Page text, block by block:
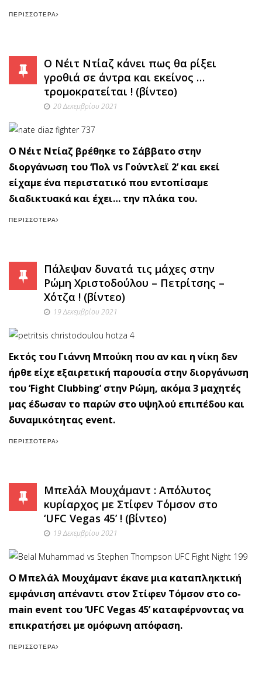
ΠΕΡΙΣΣΌΤΕΡΑ
Ο Νέιτ Ντίαζ κάνει πως θα ρίξει
γροθιά σε άντρα και εκείνος …
τρομοκρατείται ! (βίντεο)
20 Δεκεμβρίου 2021
Ο Νέιτ Ντίαζ βρέθηκε το Σάββατο στην
διοργάνωση του ‘Πολ vs Γούντλεϊ 2’ και εκεί
είχαμε ένα περιστατικό που εντοπίσαμε
διαδικτυακά και έχει… την πλάκα του.
ΠΕΡΙΣΣΌΤΕΡΑ
Πάλεψαν δυνατά τις μάχες στην
Ρώμη Χριστοδούλου – Πετρίτσης –
Χότζα ! (βίντεο)
19 Δεκεμβρίου 2021
Εκτός του Γιάννη Μπούκη που αν και η νίκη δεν
ήρθε είχε εξαιρετική παρουσία στην διοργάνωση
του ‘Fight Clubbing’ στην Ρώμη, ακόμα 3 μαχητές
μας έδωσαν το παρών στο υψηλού επιπέδου και
δυναμικότητας event.
ΠΕΡΙΣΣΌΤΕΡΑ
Μπελάλ Μουχάμαντ : Απόλυτος
κυρίαρχος με Στίφεν Τόμσον στο
‘UFC Vegas 45’ ! (βίντεο)
19 Δεκεμβρίου 2021
Ο Μπελάλ Μουχάμαντ έκανε μια καταπληκτική
εμφάνιση απέναντι στον Στίφεν Τόμσον στο co-
main event του ‘UFC Vegas 45’ καταφέρνοντας να
επικρατήσει με ομόφωνη απόφαση.
ΠΕΡΙΣΣΌΤΕΡΑ